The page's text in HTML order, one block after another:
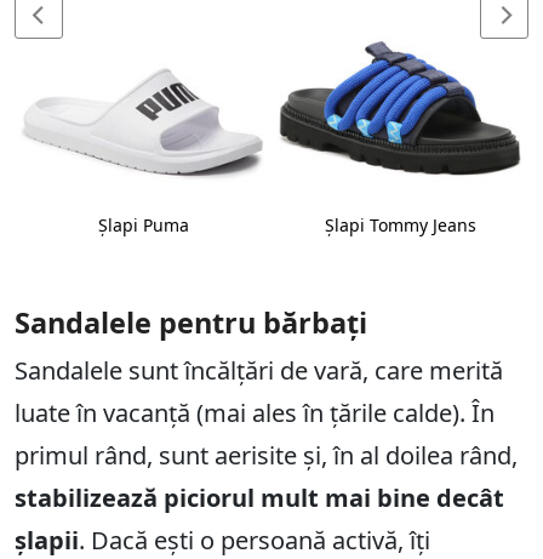
Şlapi Puma Şlapi Tommy Jeans
Sandalele pentru bărbați
Sandalele sunt încălțări de vară, care merită
luate în vacanță (mai ales în țările calde). În
primul rând, sunt aerisite și, în al doilea rând,
stabilizează piciorul mult mai bine decât
șlapii. Dacă ești o persoană activă, îți